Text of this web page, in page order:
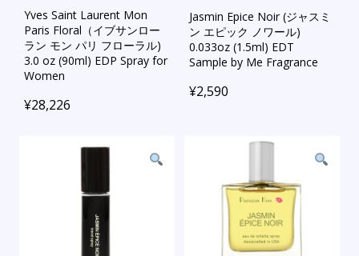
Yves Saint Laurent Mon
Paris Floral（イブサンロー
ラン モン パリ フローラル)
3.0 oz (90ml) EDP Spray for
Women
¥28,226
Jasmin Epice Noir (ジャスミ
ン エピック ノワール)
0.033oz (1.5ml) EDT
Sample by Me Fragrance
¥2,590